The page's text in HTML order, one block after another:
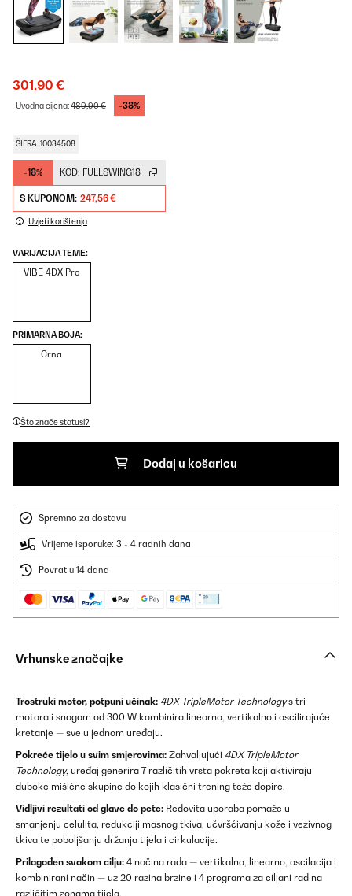
301,90 €
Uvodna cijena:489,90 € -38%
ŠIFRA: 10034508
-18% KOD: FULLSWING18
S KUPONOM: 247,56 €
Uvjeti korištenja
VARIJACIJA TEME:
VIBE 4DX Pro
PRIMARNA BOJA:
Crna
Što znače statusi?
Dodaj u košaricu
Spremno za dostavu
Vrijeme isporuke: 3 - 4 radnih dana
Povrat u 14 dana
Vrhunske značajke
Trostruki motor, potpuni učinak: 4DX TripleMotor Technologys tri
motora i snagom od 300 W kombinira linearno, vertikalno i oscilirajuće
kretanje — sve u jednom uređaju.
Pokreće tijelo u svim smjerovima: Zahvaljujući 4DX TripleMotor
Technology, uređaj generira 7 različitih vrsta pokreta koji aktiviraju
duboke mišićne skupine do kojih klasični trening teže dopire.
Vidljivi rezultati od glave do pete: Redovita uporaba pomaže u
smanjenju celulita, redukciji masnog tkiva, učvršćivanju kože i vezivnog
tkiva te poboljšanju držanja tijela i cirkulacije.
Prilagođen svakom cilju: 4 načina rada — vertikalno, linearno, oscilacija i
kombinirani način — uz 20 razina brzine i 4 programa za ciljani rad na
različitim zonama tijela.